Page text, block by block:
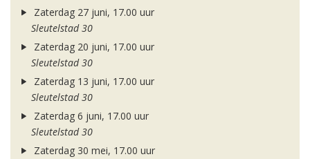
Zaterdag 27 juni, 17.00 uur
Sleutelstad 30
Zaterdag 20 juni, 17.00 uur
Sleutelstad 30
Zaterdag 13 juni, 17.00 uur
Sleutelstad 30
Zaterdag 6 juni, 17.00 uur
Sleutelstad 30
Zaterdag 30 mei, 17.00 uur